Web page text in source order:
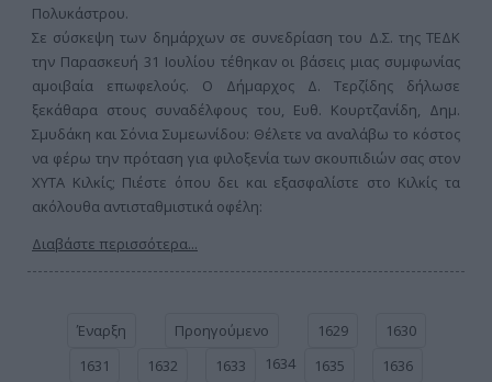
Πολυκάστρου.
Σε σύσκεψη των δημάρχων σε συνεδρίαση του Δ.Σ. της ΤΕΔΚ
την Παρασκευή 31 Ιουλίου τέθηκαν οι βάσεις μιας συμφωνίας
αμοιβαία επωφελούς. Ο Δήμαρχος Δ. Τερζίδης δήλωσε
ξεκάθαρα στους συναδέλφους του, Ευθ. Κουρτζανίδη, Δημ.
Σμυδάκη και Σόνια Συμεωνίδου: Θέλετε να αναλάβω το κόστος
να φέρω την πρόταση για φιλοξενία των σκουπιδιών σας στον
ΧΥΤΑ Κιλκίς; Πιέστε όπου δει και εξασφαλίστε στο Κιλκίς τα
ακόλουθα αντισταθμιστικά οφέλη:
Διαβάστε περισσότερα...
Έναρξη Προηγούμενο 1629
1630
1631
1632 1633 1634 1635
1636